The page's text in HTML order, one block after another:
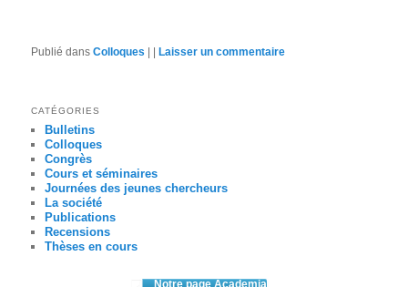
Publié dans Colloques Laisser un commentaire
CATÉGORIES
Bulletins
Colloques
Congrès
Cours et séminaires
Journées des jeunes chercheurs
La société
Publications
Recensions
Thèses en cours
Notre page Academia